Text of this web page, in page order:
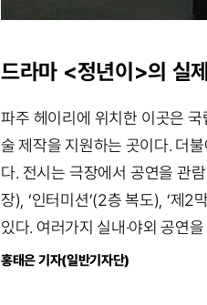
드라마 <정년이>의 실
파주 헤이리에 위치한 이곳은
술 제작을 지원하는 곳이다. 더
다. 전시는 극장에서 공연을 관
장), ‘인터미션’(2층 복도), ‘제2
있다. 여러가지 실내·야외 공연
홍태은 기자(일반기자단)